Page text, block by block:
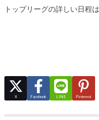
トップリーグの詳しい日程は
X Facebook LINE Pinterest